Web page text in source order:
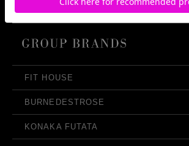
FIT HOUSE
BURNEDESTROSE
KONAKA FUTATA